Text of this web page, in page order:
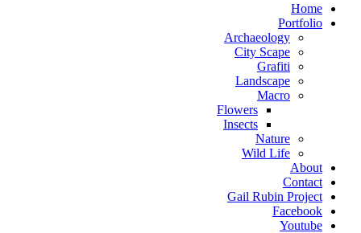
Home
Portfolio
Archaeology
City Scape
Grafiti
Landscape
Macro
Flowers
Insects
Nature
Wild Life
About
Contact
Gail Rubin Project
Facebook
Youtube